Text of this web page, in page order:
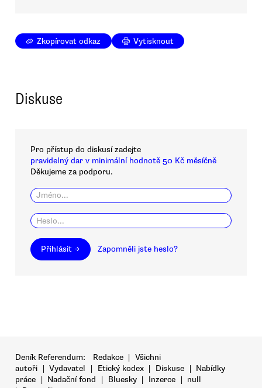
Zkopírovat odkaz Vytisknout
Diskuse
Pro přístup do diskusí zadejte
pravidelný dar v minimální hodnotě 50 Kč měsíčně
Děkujeme za podporu.
Přihlásit → Zapomněli jste heslo?
Deník Referendum: Redakce | Všichni
autoři | Vydavatel | Etický kodex | Diskuse | Nabídky
práce | Nadační fond | Bluesky | Inzerce | null